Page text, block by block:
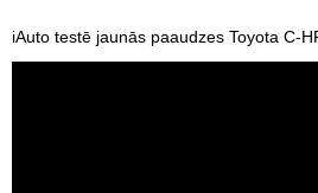
iAuto testē jaunās paaudzes Toyota C-